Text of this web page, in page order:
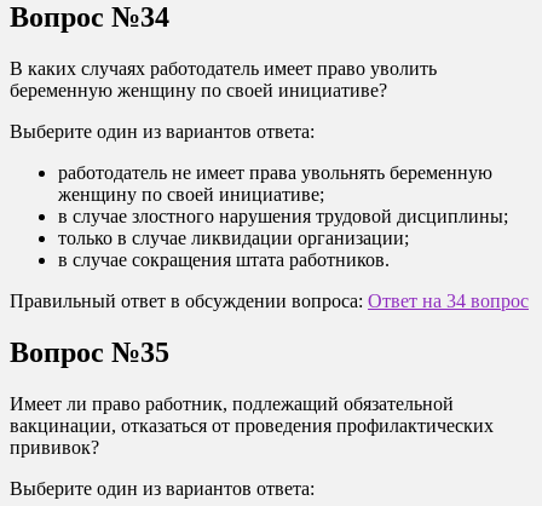
Вопрос №34
В каких случаях работодатель имеет право уволить
беременную женщину по своей инициативе?
Выберите один из вариантов ответа:
работодатель не имеет права увольнять беременную
женщину по своей инициативе;
в случае злостного нарушения трудовой дисциплины;
только в случае ликвидации организации;
в случае сокращения штата работников.
Правильный ответ в обсуждении вопроса: Ответ на 34 вопрос
Вопрос №35
Имеет ли право работник, подлежащий обязательной
вакцинации, отказаться от проведения профилактических
прививок?
Выберите один из вариантов ответа: